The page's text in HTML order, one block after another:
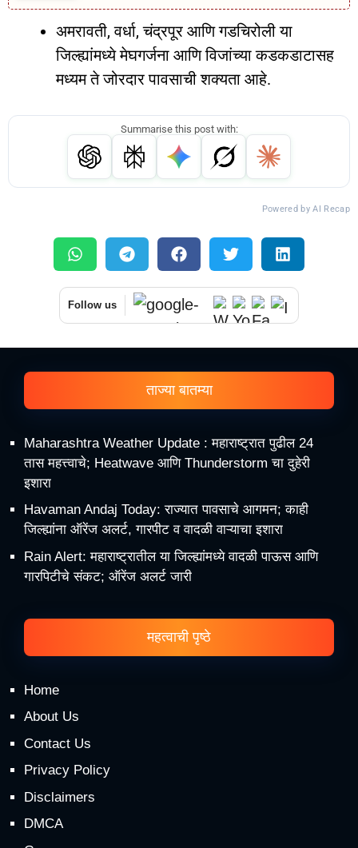
अमरावती, वर्धा, चंद्रपूर आणि गडचिरोली या
जिल्ह्यांमध्ये मेघगर्जना आणि विजांच्या कडकडाटासह
मध्यम ते जोरदार पावसाची शक्यता आहे.
Summarise this post with:
Powered by AI Recap
Follow us
ताज्या बातम्या
Maharashtra Weather Update : महाराष्ट्रात पुढील 24
तास महत्त्वाचे; Heatwave आणि Thunderstorm चा दुहेरी
इशारा
Havaman Andaj Today: राज्यात पावसाचे आगमन; काही
जिल्ह्यांना ऑरेंज अलर्ट, गारपीट व वादळी वाऱ्याचा इशारा
Rain Alert: महाराष्ट्रातील या जिल्ह्यांमध्ये वादळी पाऊस आणि
गारपिटीचे संकट; ऑरेंज अलर्ट जारी
महत्वाची पृष्ठे
Home
About Us
Contact Us
Privacy Policy
Disclaimers
DMCA